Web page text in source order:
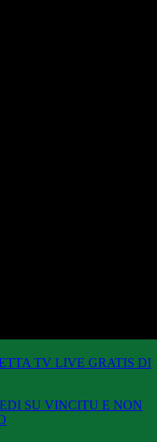
TV LIVE GRATIS DI
SU VINCITU E NON